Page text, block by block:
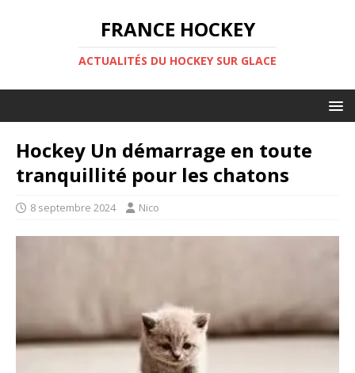
FRANCE HOCKEY
ACTUALITÉS DU HOCKEY SUR GLACE
Hockey Un démarrage en toute
tranquillité pour les chatons
8 septembre 2024 Nico